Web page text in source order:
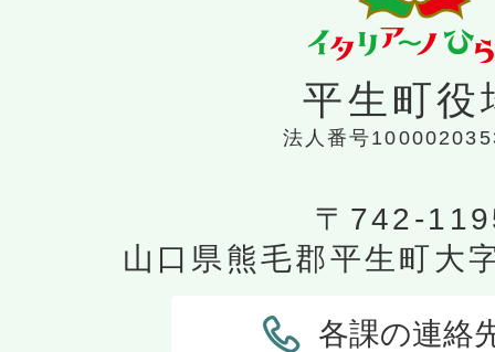
平生町役
法人番号
〒742-
山口県熊毛郡平生町大
各課の連絡